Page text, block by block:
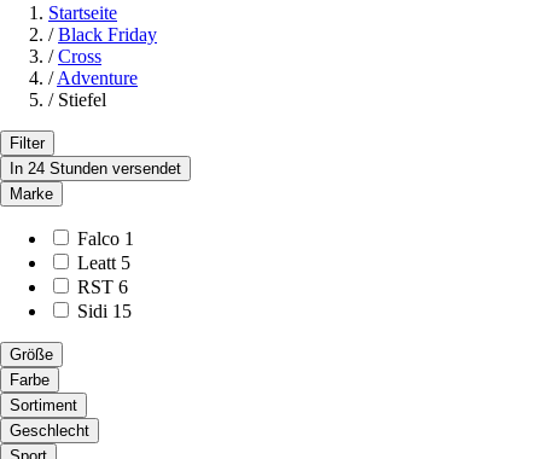
Startseite
/ Black Friday
/ Cross
/ Adventure
/ Stiefel
Filter
In 24 Stunden versendet
Marke
Falco 1
Leatt 5
RST 6
Sidi 15
Größe
Farbe
Sortiment
Geschlecht